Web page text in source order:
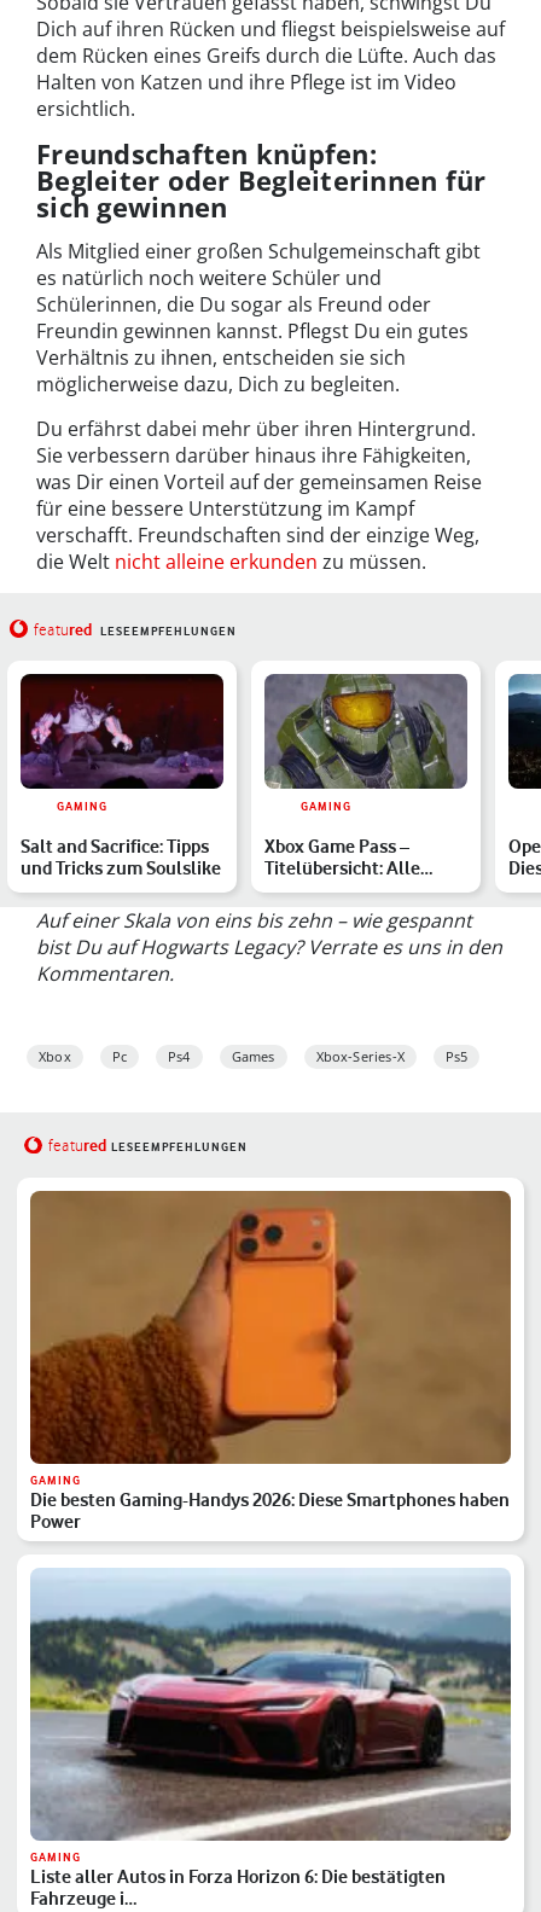
Dich auf ihren Rücken und fliegst beispielsweise auf
dem Rücken eines Greifs durch die Lüfte. Auch das
Halten von Katzen und ihre Pflege ist im Video
ersichtlich.
Freundschaften knüpfen:
Begleiter oder Begleiterinnen für
sich gewinnen
Als Mitglied einer großen Schulgemeinschaft gibt
es natürlich noch weitere Schüler und
Schülerinnen, die Du sogar als Freund oder
Freundin gewinnen kannst. Pflegst Du ein gutes
Verhältnis zu ihnen, entscheiden sie sich
möglicherweise dazu, Dich zu begleiten.
Du erfährst dabei mehr über ihren Hintergrund.
Sie verbessern darüber hinaus ihre Fähigkeiten,
was Dir einen Vorteil auf der gemeinsamen Reise
für eine bessere Unterstützung im Kampf
verschafft. Freundschaften sind der einzige Weg,
die Welt nicht alleine erkunden zu müssen.
featured LESEEMPFEHLUNGEN
GAMING
Salt and Sacrifice: Tipps
und Tricks zum Soulslike
GAMING
Xbox Game Pass –
Titelübersicht: Alle
verfügbaren Spiele im
März …
Auf einer Skala von eins bis zehn – wie gespannt
bist Du auf Hogwarts Legacy? Verrate es uns in den
Kommentaren.
Xbox Pc Ps4 Games Xbox-Series-X Ps5
featured LESEEMPFEHLUNGEN
GAMING
Die besten Gaming-Handys 2026: Diese Smartphones haben
Power
GAMING
Liste aller Autos in Forza Horizon 6: Die bestätigten
Fahrzeuge i…